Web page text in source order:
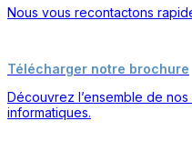
Nous vous recontactons
Télécharger notre brochure
Découvrez l’ensemble de
informatiques.